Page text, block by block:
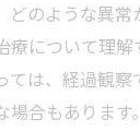
どのような異
について理解
ては、経過観
場合もあります